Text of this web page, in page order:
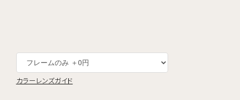
カラーレンズガイド